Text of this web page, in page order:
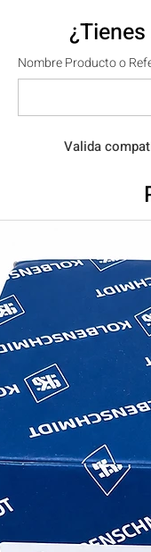
Nombre Producto o
Valida